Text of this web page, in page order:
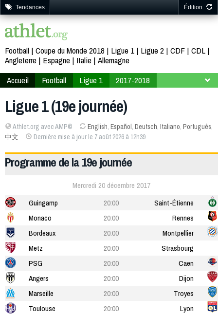
Tendances Édition
Football Coupe du Monde 2018 Ligue 1 Ligue 2 CDF CDL
Angleterre
Espagne Italie Allemagne
Accueil
Football Ligue 1
2017-2018
Ligue 1 (19e journée)
Athlet.org avec AMP© English, Español, Deutsch, Italiano, Português,
中文
Dernière mise à jour le 7 août 2026 à 12h39
Programme de la 19e journée
Mercredi 20 décembre 2017
Guingamp
20:00
Saint-Étienne
Monaco
20:00
Rennes
Bordeaux
20:00
Montpellier
Metz
20:00
Strasbourg
PSG
20:00
Caen
Angers
20:00
Dijon
Marseille
20:00
Troyes
Toulouse
20:00
Lyon